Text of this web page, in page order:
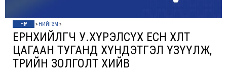
НҮҮР » НИЙГЭМ »
ЕРӨНХИЙЛӨГЧ У.ХҮРЭЛСҮХ ЕСӨН ХӨЛТ
ЦАГААН ТУГАНД ХҮНДЭТГЭЛ ҮЗҮҮЛЖ,
ТӨРИЙН ЗОЛГОЛТ ХИЙВ